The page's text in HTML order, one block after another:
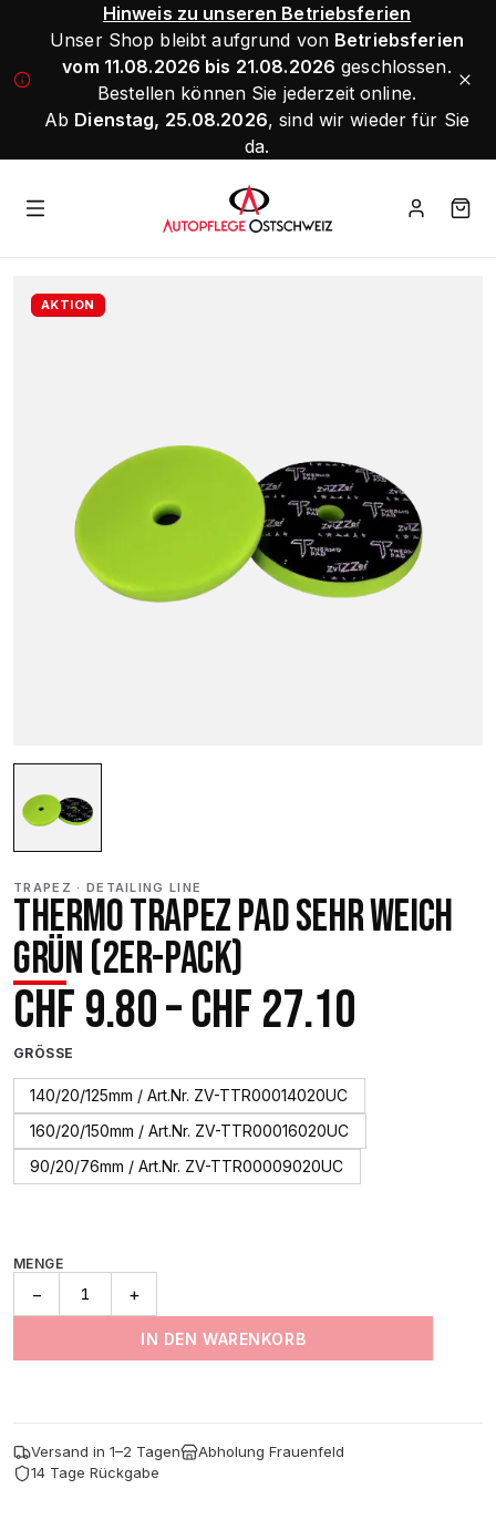
Hinweis zu unseren Betriebsferien
Unser Shop bleibt aufgrund von Betriebsferien
vom 11.08.2026 bis 21.08.2026 geschlossen.
Bestellen können Sie jederzeit online.
Ab Dienstag, 25.08.2026, sind wir wieder für Sie
da.
AKTION
TRAPEZ · DETAILING LINE
THERMO TRAPEZ PAD SEHR WEICH
GRÜN (2ER-PACK)
CHF9.80–CHF27.10
CHF
bis
CHF
GRÖSSE
140/20/125mm / Art.Nr. ZV-TTR00014020UC
160/20/150mm / Art.Nr. ZV-TTR00016020UC
90/20/76mm / Art.Nr. ZV-TTR00009020UC
MENGE
−
(2Er-
Pack)
Menge
+
IN DEN WARENKORB
Versand in 1–2 Tagen
Abholung Frauenfeld
14 Tage Rückgabe